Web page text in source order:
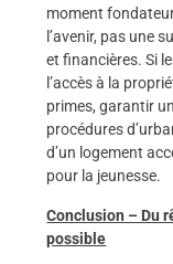
moment
l’avenir, pas une
et financières. Si
l’accès à la
primes, garantir
procédures
d’un logement
pour la jeunesse.
Conclusion – Du
possible